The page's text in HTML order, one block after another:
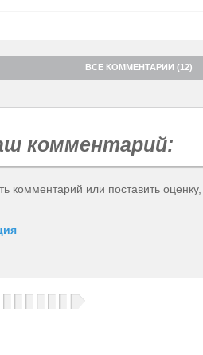
ВСЕ КОММЕНТАРИИ (12)
комментарий:
комментарий или поставить